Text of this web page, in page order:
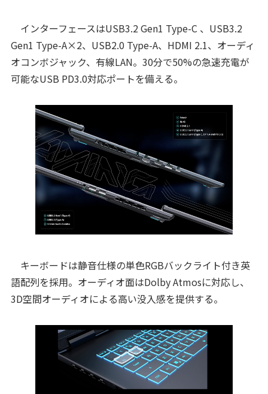
インターフェースはUSB3.2 Gen1 Type-C 、USB3.2
Gen1 Type-A×2、USB2.0 Type-A、HDMI 2.1、オーディ
オコンボジャック、有線LAN。30分で50%の急速充電が
可能なUSB PD3.0対応ポートを備える。
キーボードは静音仕様の単色RGBバックライト付き英
語配列を採用。オーディオ面はDolby Atmosに対応し、
3D空間オーディオによる高い没入感を提供する。